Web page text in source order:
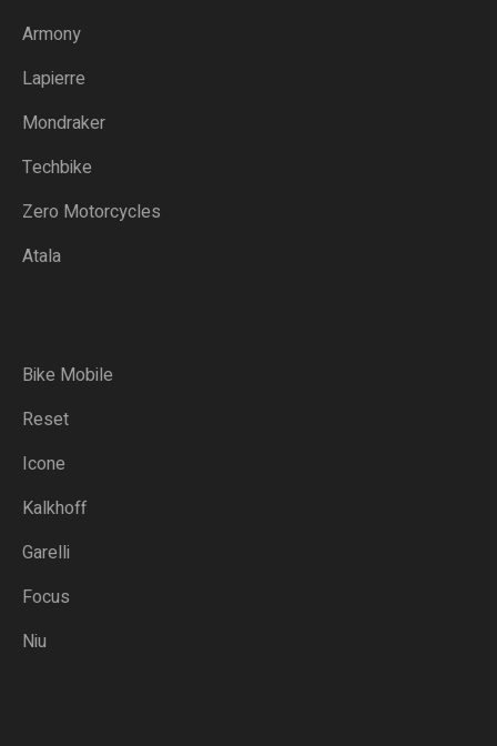
Armony
Lapierre
Mondraker
Techbike
Zero Motorcycles
Atala
Bike Mobile
Reset
Icone
Kalkhoff
Garelli
Focus
Niu